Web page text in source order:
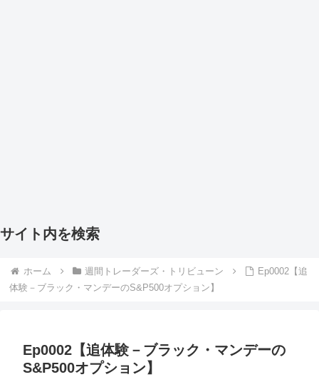
サイト内を検索
ホーム 週間トレーダーズ・トリビューン
Ep0002【追
体験－ブラック・マンデーのS&P500オプション】
Ep0002【追体験－ブラック・マンデーの
S&P500オプション】